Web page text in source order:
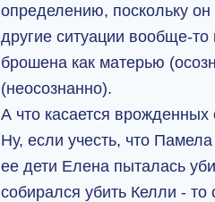
определению, поскольку
другие ситуации вообще-
брошена как матерью
(неосознанно).
А что касается врожденных
Ну, если учесть, что
ее дети Елена пыталась
собирался убить Келли - то